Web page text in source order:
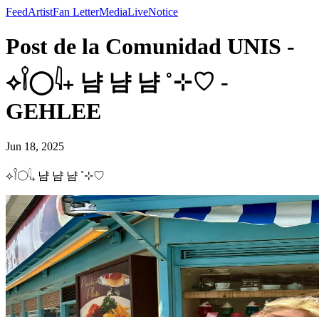
FeedArtistFan LetterMediaLiveNotice
Post de la Comunidad UNIS -
⟡𓌉◯𓇋₊ 냠 냠 냠 ˚⊹♡ -
GEHLEE
Jun 18, 2025
⟡𓌉◯𓇋₊ 냠 냠 냠 ˚⊹♡